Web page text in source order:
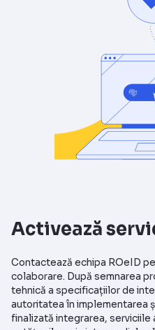
Activează
Contactează echipa ROeID
colaborare. După semnarea
tehnică a specificațiilor de
autoritatea în implementarea
finalizată integrarea,